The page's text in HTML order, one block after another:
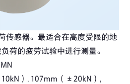
传感器。最适合在高度受限的地
荷的疲劳试验中进行测量。
）, 107mm（±20kN）,